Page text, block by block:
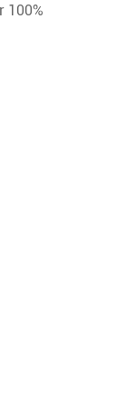
100%